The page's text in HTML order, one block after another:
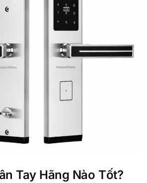
Tay Hãng Nào Tốt?